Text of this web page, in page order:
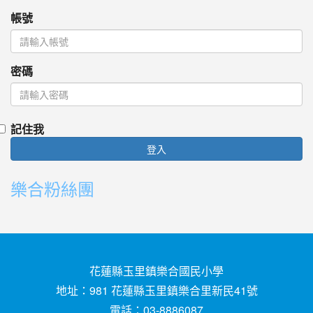
帳號
密碼
記住我
登入
樂合粉絲團
花蓮縣玉里鎮樂合國民小學
地址：981 花蓮縣玉里鎮樂合里新民41號